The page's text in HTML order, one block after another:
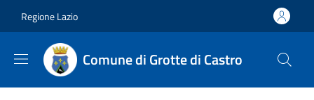
Regione Lazio
Comune di Grotte di Castro